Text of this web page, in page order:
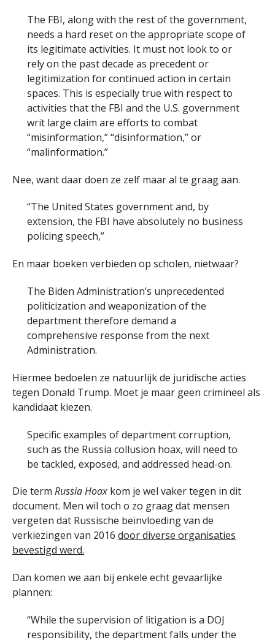
The FBI, along with the rest of the government,
needs a hard reset on the appropriate scope of
its legitimate activities. It must not look to or
rely on the past decade as precedent or
legitimization for continued action in certain
spaces. This is especially true with respect to
activities that the FBI and the U.S. government
writ large claim are efforts to combat
“misinformation,” “disinformation,” or
“malinformation.”
Nee, want daar doen ze zelf maar al te graag aan.
“The United States government and, by
extension, the FBI have absolutely no business
policing speech,”
En maar boeken verbieden op scholen, nietwaar?
The Biden Administration’s unprecedented
politicization and weaponization of the
department therefore demand a
comprehensive response from the next
Administration.
Hiermee bedoelen ze natuurlijk de juridische acties
tegen Donald Trump. Moet je maar geen crimineel als
kandidaat kiezen.
Specific examples of department corruption,
such as the Russia collusion hoax, will need to
be tackled, exposed, and addressed head-on.
Die term Russia Hoax kom je wel vaker tegen in dit
document. Men wil toch o zo graag dat mensen
vergeten dat Russische beïnvloeding van de
verkiezingen van 2016 door diverse organisaties
bevestigd werd.
Dan komen we aan bij enkele echt gevaarlijke
plannen:
“While the supervision of litigation is a DOJ
responsibility, the department falls under the